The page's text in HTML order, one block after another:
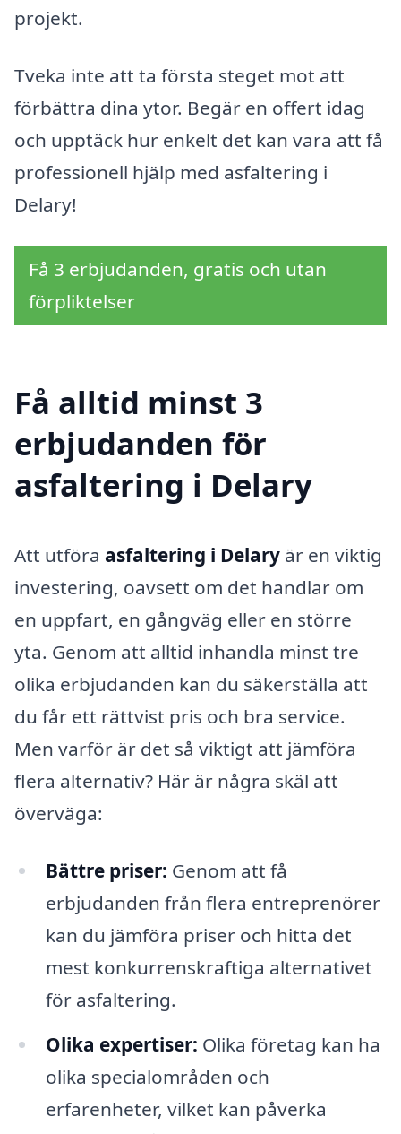
projekt.
Tveka inte att ta första steget mot att
förbättra dina ytor. Begär en offert idag
och upptäck hur enkelt det kan vara att få
professionell hjälp med asfaltering i
Delary!
Få 3 erbjudanden, gratis och utan
förpliktelser
Få alltid minst 3
erbjudanden för
asfaltering i Delary
Att utföra asfaltering i Delary är en viktig
investering, oavsett om det handlar om
en uppfart, en gångväg eller en större
yta. Genom att alltid inhandla minst tre
olika erbjudanden kan du säkerställa att
du får ett rättvist pris och bra service.
Men varför är det så viktigt att jämföra
flera alternativ? Här är några skäl att
överväga:
Bättre priser: Genom att få
erbjudanden från flera entreprenörer
kan du jämföra priser och hitta det
mest konkurrenskraftiga alternativet
för asfaltering.
Olika expertiser: Olika företag kan ha
olika specialområden och
erfarenheter, vilket kan påverka